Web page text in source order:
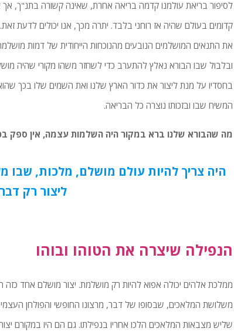
לסיפור בריאת עולמנו קדמה בריאה אחרת, שאינה קשורה בתנ"ך, אך
קדומים בעולם שהיה אז רוחני בלבד. יתרה מכך, אנו יכולים לדעת
את התנאים המושלמים הנובעים מהנוכחות הייחודית של דמות
ובלבול שבו הבורא נאלץ להתערב כדי לשחזר משהו מקורי שהיה
בחסדיו על מנת ליצור את כדור הארץ שלנו ואת השמים שלו בכך
המשיח שבו ובזכותו נוצרה כל הבריאה.
מה שהבורא שלנו ברא במקור היה השלמות עצמה, אין ספק
היה צריך להיות עולם מושלם, מלכות, שבו
ליצור רק
הנפילה שיצרה את הטוהו ובוהו
ממלכת אלהים יכולה אפוא להיות רק מושלמת. יצור מושלם אחד
משלושת המלאכים, שבסופו של דבר, מרצונו החופשי והפולחן
שליש מצבאות המלאכים הלכו אחריו בנפילתו. גם הם היו במקורם